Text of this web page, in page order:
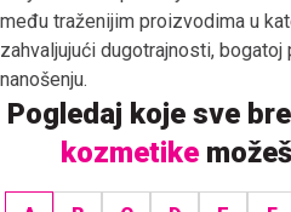
među traženijim proizvodima u
zahvaljujući dugotrajnosti,
nanošenju.
Pogledaj koje sve
kozmetike